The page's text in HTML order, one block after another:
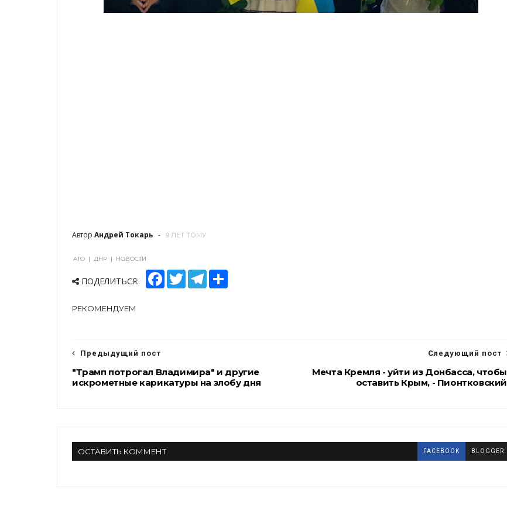
Автор Андрей Токарь 9 ЛЕТ ТОМУ
АТО | ДНР | НОВОСТИ
ПОДЕЛИТЬСЯ:
F
T
w
T
РЕКОМЕНДУЕМ
Следующий пост
Мечта Кремля - уйти из Донбасса, чтобы
оставить Крым, - Пионтковский
Предыдущий пост
"Трамп потрогал Владимира" и другие
искрометные карикатуры на злобу дня
ОСТАВИТЬ КОММЕНТ. FACEBOOK BLOGGER